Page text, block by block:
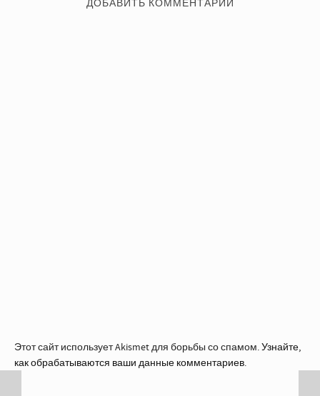
ДОБАВИТЬ КОММЕНТАРИЙ
Этот сайт использует Akismet для борьбы со спамом.Узнайте,
как обрабатываются ваши данные комментариев.